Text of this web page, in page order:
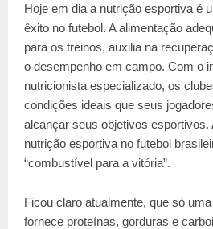
Hoje em dia a nutrição esportiva é
êxito no futebol. A alimentação
para os treinos, auxilia na
o desempenho em campo. Com o
nutricionista especializado, os
condições ideais que seus
alcançar seus objetivos esportivos.
nutrição esportiva no futebol
“combustível para a vitória”.
Ficou claro atualmente, que só
fornece proteínas, gorduras e